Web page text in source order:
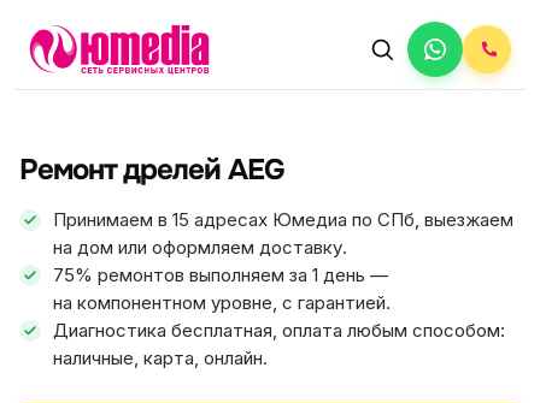
Ремонт дрелей AEG
Принимаем в 15 адресах Юмедиа по СПб, выезжаем
на дом или оформляем доставку.
75% ремонтов выполняем за 1 день —
на компонентном уровне, с гарантией.
Диагностика бесплатная, оплата любым способом:
наличные, карта, онлайн.
ФИКС ЦЕНА
АВТОРИЗОВАННЫЙ СЕРВИС